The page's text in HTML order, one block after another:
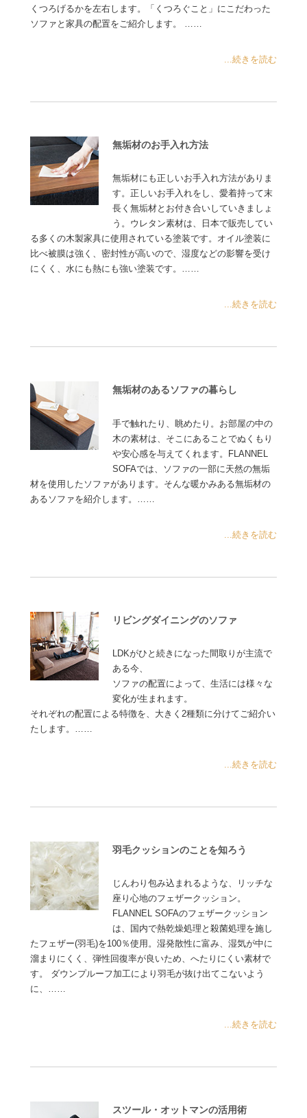
くつろげるかを左右します。「くつろぐこと」にこだわった
ソファと家具の配置をご紹介します。 ……
...続きを読む
無垢材のお手入れ方法
無垢材にも正しいお手入れ方法がありま
す。正しいお手入れをし、愛着持って末
長く無垢材とお付き合いしていきましょ
う。ウレタン素材は、日本で販売してい
る多くの木製家具に使用されている塗装です。オイル塗装に
比べ被膜は強く、密封性が高いので、湿度などの影響を受け
にくく、水にも熱にも強い塗装です。……
...続きを読む
無垢材のあるソファの暮らし
手で触れたり、眺めたり。お部屋の中の
木の素材は、そこにあることでぬくもり
や安心感を与えてくれます。FLANNEL
SOFAでは、ソファの一部に天然の無垢
材を使用したソファがあります。そんな暖かみある無垢材の
あるソファを紹介します。……
...続きを読む
リビングダイニングのソファ
LDKがひと続きになった間取りが主流で
ある今、
ソファの配置によって、生活には様々な
変化が生まれます。
それぞれの配置による特徴を、大きく2種類に分けてご紹介い
たします。……
...続きを読む
羽毛クッションのことを知ろう
じんわり包み込まれるような、リッチな
座り心地のフェザークッション。
FLANNEL SOFAのフェザークッション
は、国内で熱乾燥処理と殺菌処理を施し
たフェザー(羽毛)を100％使用。湿発散性に富み、湿気が中に
溜まりにくく、弾性回復率が良いため、へたりにくい素材で
す。 ダウンプルーフ加工により羽毛が抜け出てこないよう
に、……
...続きを読む
スツール・オットマンの活用術